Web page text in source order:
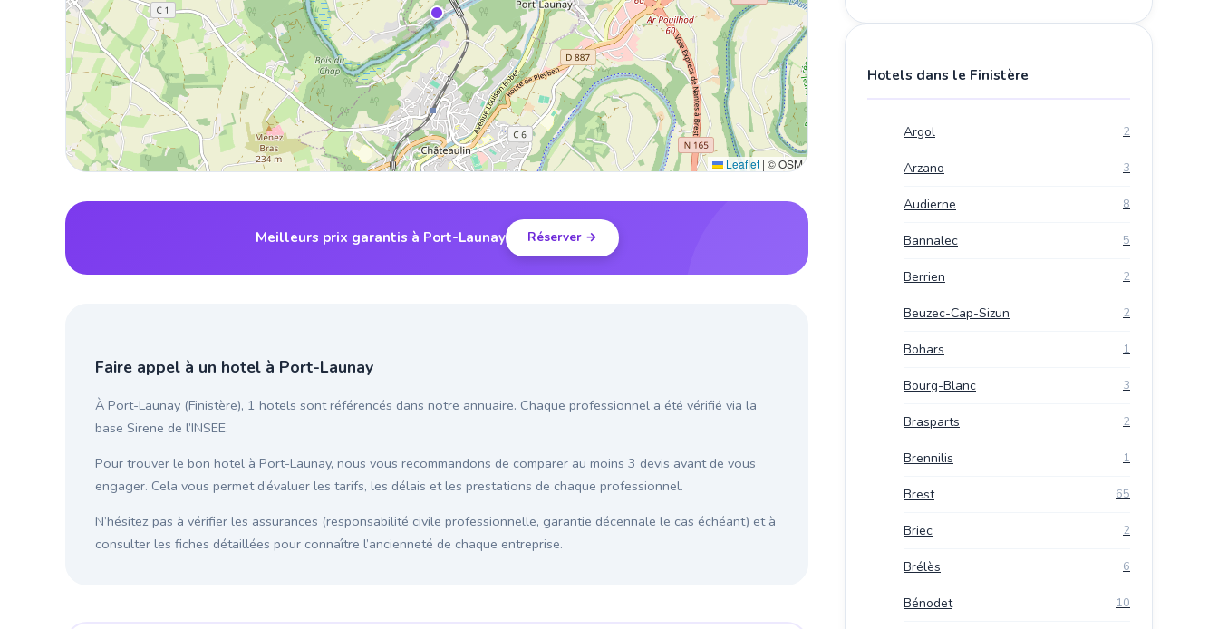
Leaflet | © OSM
Meilleurs prix garantis à Port-Launay Réserver →
Faire appel à un hotel à Port-Launay
À Port-Launay (Finistère), 1 hotels sont référencés dans notre annuaire. Chaque professionnel a été vérifié via la
base Sirene de l’INSEE.
Pour trouver le bon hotel à Port-Launay, nous vous recommandons de comparer au moins 3 devis avant de vous
engager. Cela vous permet d’évaluer les tarifs, les délais et les prestations de chaque professionnel.
N’hésitez pas à vérifier les assurances (responsabilité civile professionnelle, garantie décennale le cas échéant) et à
consulter les fiches détaillées pour connaître l’ancienneté de chaque entreprise.
Hotels dans le Finistère
Argol 2
Arzano 3
Audierne 8
Bannalec 5
Berrien 2
Beuzec-Cap-Sizun 2
Bohars 1
Bourg-Blanc 3
Brasparts 2
Brennilis 1
Brest 65
Briec 2
Brélès 6
Bénodet 10